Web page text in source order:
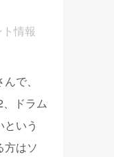
情報
で、
ドラム
いう
方はソ